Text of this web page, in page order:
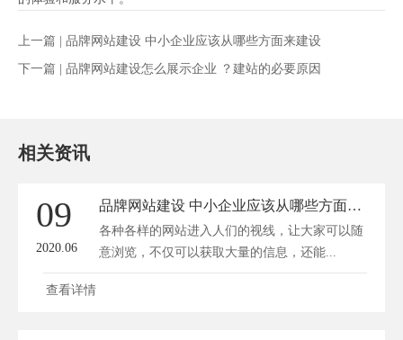
上一篇 | 品牌网站建设 中小企业应该从哪些方面来建设
下一篇 | 品牌网站建设怎么展示企业 ？建站的必要原因
相关资讯
09
2020.06
品牌网站建设 中小企业应该从哪些方面来建设
各种各样的网站进入人们的视线，让大家可以随
意浏览，不仅可以获取大量的信息，还能...
查看详情